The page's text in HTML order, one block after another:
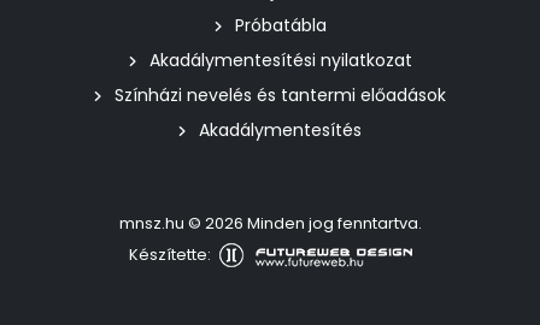
Próbatábla
Akadálymentesítési nyilatkozat
Színházi nevelés és tantermi előadások
Akadálymentesítés
mnsz.hu © 2026 Minden jog fenntartva.
Készítette: